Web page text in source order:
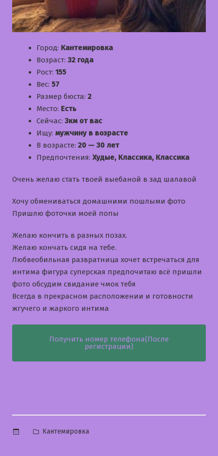
Город: Кантемировка
Возраст: 32 года
Рост: 155
Вес: 57
Размер бюста: 2
Место: Есть
Сейчас: 3км от вас
Ищу: мужчину в возрасте
В возрасте: 20 — 30 лет
Предпочтения: Худые, Классика, Классика
Очень желаю стать твоей выебаной в зад шалавой
Хочу обмениваться домашними пошлыми фото
Пришлю фоточки моей попы
Желаю кончить в разных позах.
Желаю кончать сидя на тебе.
Любвеобильная развратница хочет встречаться для
интима фигура суперская предпочитаю всё пришли
фото обсудим свидание чмок тебя
Всегда в прекрасном расположении и готовности
жгучего и жаркого интима
Получить номер телефона(После
регистрации)
Опубликовано
Кантемировка